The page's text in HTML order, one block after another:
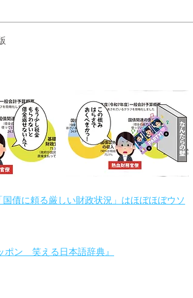
債に頼る厳しい財政状況」はほぼほぼウソ
ポン 笑える日本語辞典』